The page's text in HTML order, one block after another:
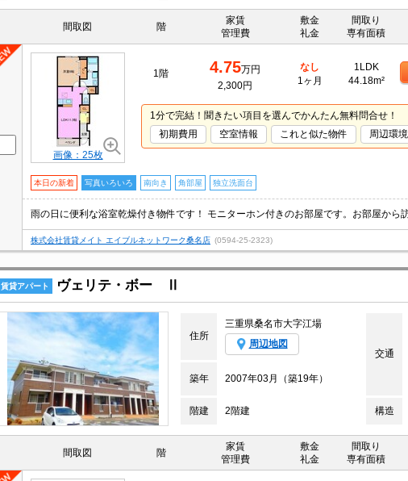
間取図 階
家賃
管理費
敷金
礼金
間取り
専有面積
画像：25枚
1階 4.75万円
2,300円
なし
1ヶ月
1LDK
44.18m²
1分で完結！聞きたい項目を選んでかんたん無料問合せ！
初期費用
空室情報 これと似た物件 周辺環境
本日の新着 写真いろいろ 南向き 角部屋 独立洗面台
株式会社賃貸メイト エイブルネットワーク桑名店 (0594-25-2323)
賃貸アパート ヴェリテ・ボー Ⅱ
住所
三重県桑名市大字江場
周辺地図
交通
築年
2007年03月（築19年）
階建 2階建 構造
間取図 階
家賃
管理費
敷金
礼金
間取り
専有面積